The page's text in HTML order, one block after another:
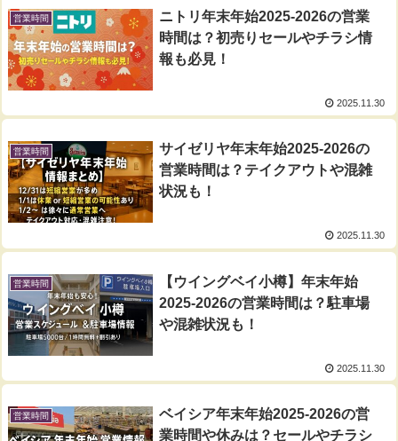
営業時間
ニトリ年末年始2025-2026の営業
時間は？初売りセールやチラシ情
報も必見！
2025.11.30
営業時間
サイゼリヤ年末年始2025-2026の
営業時間は？テイクアウトや混雑
状況も！
2025.11.30
営業時間
【ウイングベイ小樽】年末年始
2025-2026の営業時間は？駐車場
や混雑状況も！
2025.11.30
営業時間
ベイシア年末年始2025-2026の営
業時間や休みは？セールやチラシ